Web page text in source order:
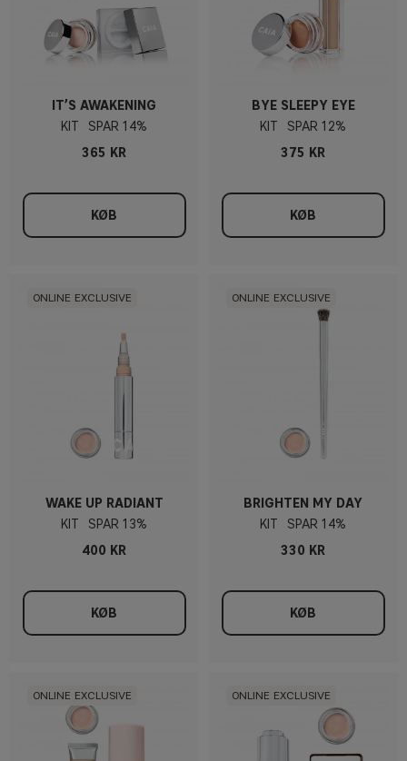
IT’S AWAKENING
KIT
14%
365 KR
KØB
BYE SLEEPY EYE
KIT
12%
375 KR
KØB
ONLINE EXCLUSIVE
WAKE UP RADIANT
KIT
13%
400 KR
KØB
ONLINE EXCLUSIVE
BRIGHTEN MY DAY
KIT
14%
330 KR
KØB
ONLINE EXCLUSIVE ONLINE EXCLUSIVE